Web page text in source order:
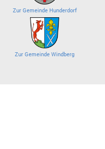
Zur Gemeinde Hunderdorf
Zur Gemeinde Windberg